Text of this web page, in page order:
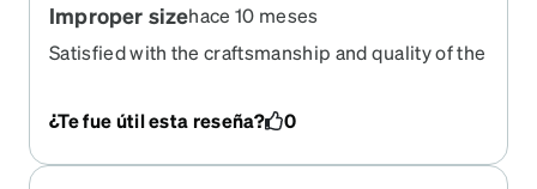
Improper sizehace 10 meses
Satisfied with the craftsmanship and quality of the
¿Te fue útil esta reseña? 0